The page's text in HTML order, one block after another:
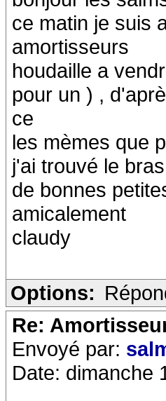
ce matin je suis
amortisseurs
houdaille a
pour un ) ,
ce
les mèmes que
j'ai trouvé le
de bonnes
amicalement
claudy
Options:
Re:
Envoyé par:
Date: dimanche